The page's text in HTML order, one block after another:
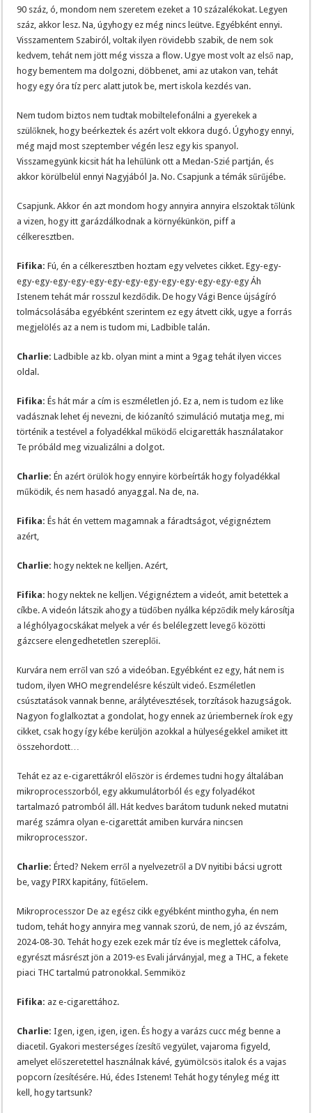
90 száz, ó, mondom nem szeretem ezeket a 10 százalékokat. Legyen
száz, akkor lesz. Na, úgyhogy ez még nincs leütve. Egyébként ennyi.
Visszamentem Szabiról, voltak ilyen rövidebb szabik, de nem sok
kedvem, tehát nem jött még vissza a flow. Ugye most volt az első nap,
hogy bementem ma dolgozni, döbbenet, ami az utakon van, tehát
hogy egy óra tíz perc alatt jutok be, mert iskola kezdés van.
Nem tudom biztos nem tudtak mobiltelefonálni a gyerekek a
szülőknek, hogy beérkeztek és azért volt ekkora dugó. Úgyhogy ennyi,
még majd most szeptember végén lesz egy kis spanyol.
Visszamegyünk kicsit hát ha lehűlünk ott a Medan-Szié partján, és
akkor körülbelül ennyi Nagyjából Ja. No. Csapjunk a témák sűrűjébe.
Csapjunk. Akkor én azt mondom hogy annyira annyira elszoktak tőlünk
a vizen, hogy itt garázdálkodnak a környékünkön, piff a
célkeresztben.
Fifika: Fú, én a célkeresztben hoztam egy velvetes cikket. Egy-egy-
egy-egy-egy-egy-egy-egy-egy-egy-egy-egy-egy-egy-egy Áh
Istenem tehát már rosszul kezdődik. De hogy Vági Bence újságíró
tolmácsolásába egyébként szerintem ez egy átvett cikk, ugye a forrás
megjelölés az a nem is tudom mi, Ladbible talán.
Charlie: Ladbible az kb. olyan mint a mint a 9gag tehát ilyen vicces
oldal.
Fifika: És hát már a cím is eszméletlen jó. Ez a, nem is tudom ez like
vadásznak lehet éj nevezni, de kiózanító szimuláció mutatja meg, mi
történik a testével a folyadékkal működő elcigaretták használatakor
Te próbáld meg vizualizálni a dolgot.
Charlie: Én azért örülök hogy ennyire körbeírták hogy folyadékkal
működik, és nem hasadó anyaggal. Na de, na.
Fifika: És hát én vettem magamnak a fáradtságot, végignéztem
azért,
Charlie: hogy nektek ne kelljen. Azért,
Fifika: hogy nektek ne kelljen. Végignéztem a videót, amit betettek a
cíkbe. A videón látszik ahogy a tüdőben nyálka képződik mely károsítja
a léghólyagocskákat melyek a vér és belélegzett levegő közötti
gázcsere elengedhetetlen szereplői.
Kurvára nem erről van szó a videóban. Egyébként ez egy, hát nem is
tudom, ilyen WHO megrendelésre készült videó. Eszméletlen
csúsztatások vannak benne, arálytévesztések, torzítások hazugságok.
Nagyon foglalkoztat a gondolat, hogy ennek az úriembernek írok egy
cikket, csak hogy így kébe kerüljön azokkal a hülyeségekkel amiket itt
összehordott…
Tehát ez az e-cigarettákról először is érdemes tudni hogy általában
mikroprocesszorból, egy akkumulátorból és egy folyadékot
tartalmazó patromból áll. Hát kedves barátom tudunk neked mutatni
marég számra olyan e-cigarettát amiben kurvára nincsen
mikroprocesszor.
Charlie: Érted? Nekem erről a nyelvezetről a DV nyitibi bácsi ugrott
be, vagy PIRX kapitány, fűtőelem.
Mikroprocesszor De az egész cikk egyébként minthogyha, én nem
tudom, tehát hogy annyira meg vannak szorú, de nem, jó az évszám,
2024-08-30. Tehát hogy ezek ezek már tíz éve is meglettek cáfolva,
egyrészt másrészt jön a 2019-es Evali járványjal, meg a THC, a fekete
piaci THC tartalmú patronokkal. Semmiköz
Fifika: az e-cigarettához.
Charlie: Igen, igen, igen, igen. És hogy a varázs cucc még benne a
diacetil. Gyakori mesterséges ízesítő vegyület, vajaroma figyeld,
amelyet előszeretettel használnak kávé, gyümölcsös italok és a vajas
popcorn ízesítésére. Hú, édes Istenem! Tehát hogy tényleg még itt
kell, hogy tartsunk?